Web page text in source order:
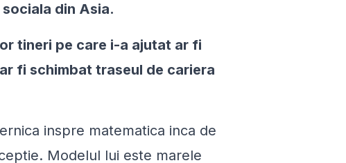
din Asia.
tineri pe care i-a ajutat ar fi
fi schimbat traseul de cariera
inspre matematica inca de
Modelul lui este marele